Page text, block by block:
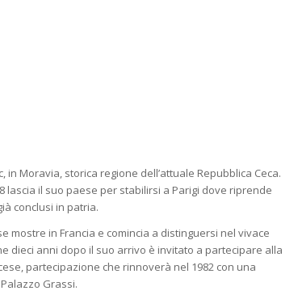
in Moravia, storica regione dell’attuale Repubblica Ceca.
lascia il suo paese per stabilirsi a Parigi dove riprende
conclusi in patria.
mostre in Francia e comincia a distinguersi nel vivace
dieci anni dopo il suo arrivo è invitato a partecipare alla
partecipazione che rinnoverà nel 1982 con una
Grassi.